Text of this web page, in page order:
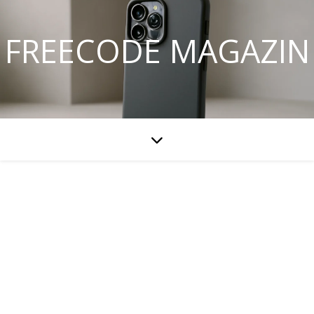
FREECODE MAGAZIN